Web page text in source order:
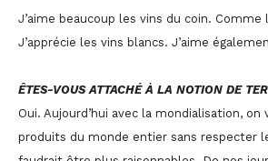
J’aime beaucoup les vins du coin. Comme
J’apprécie les vins blancs. J’aime
ÊTES-VOUS ATTACHÉ À LA NOTION DE
Oui. Aujourd’hui avec la mondialisation, on
produits du monde entier sans respecter